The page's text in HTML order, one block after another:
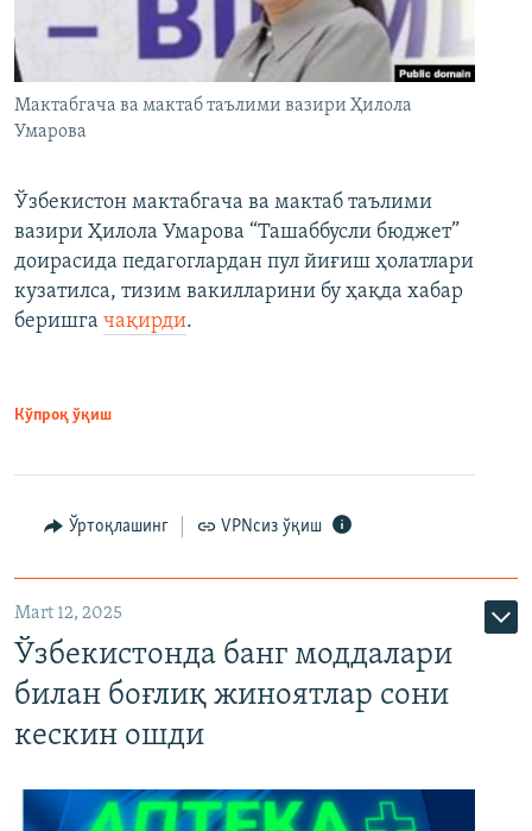
Мактабгача ва мактаб таълими вазири Ҳилола
Умарова
Ўзбекистон мактабгача ва мактаб таълими
вазири Ҳилола Умарова “Ташаббусли бюджет”
доирасида педагоглардан пул йиғиш ҳолатлари
кузатилса, тизим вакилларини бу ҳақда хабар
беришга чақирди.
Кўпроқ ўқиш
Ўртоқлашинг VPNсиз ўқиш
Mart 12, 2025
Ўзбекистонда банг моддалари
билан боғлиқ жиноятлар сони
кескин ошди